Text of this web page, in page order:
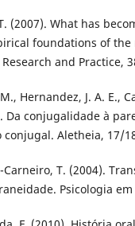
(2007). What has
foundations of the
and Practice,
Hernandez, J. A. E.,
Da conjugalidade à
Aletheia, 17/
Carneiro, T. (2004).
Psicologia em